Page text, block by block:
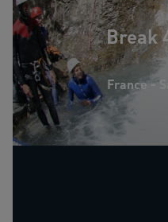
Break
France -